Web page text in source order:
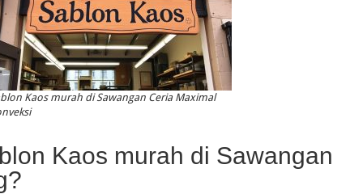
Kaos murah di Sawangan Ceria Maximal
Kaos murah di Sawangan